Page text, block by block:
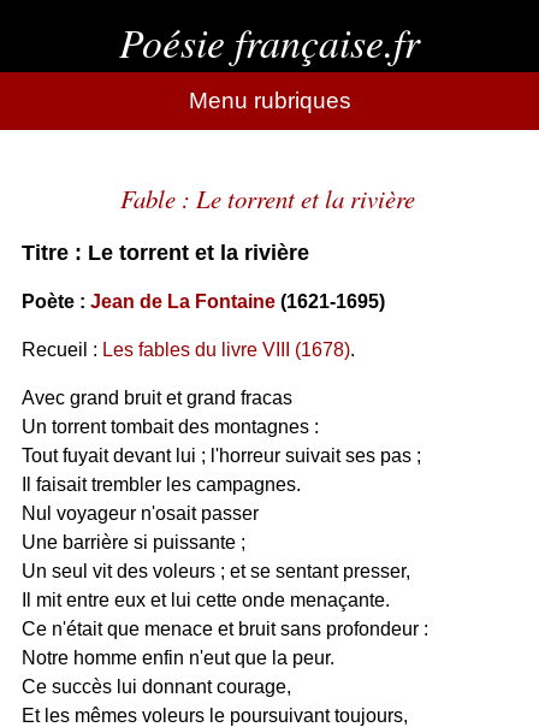
Poésie française.fr
Menu rubriques
Fable : Le torrent et la rivière
Titre : Le torrent et la rivière
Poète : Jean de La Fontaine(1621-1695)
Recueil : Les fables du livre VIII (1678).
Avec grand bruit et grand fracas
Un torrent tombait des montagnes :
Tout fuyait devant lui ; l'horreur suivait ses pas ;
Il faisait trembler les campagnes.
Nul voyageur n'osait passer
Une barrière si puissante ;
Un seul vit des voleurs ; et se sentant presser,
Il mit entre eux et lui cette onde menaçante.
Ce n'était que menace et bruit sans profondeur :
Notre homme enfin n'eut que la peur.
Ce succès lui donnant courage,
Et les mêmes voleurs le poursuivant toujours,